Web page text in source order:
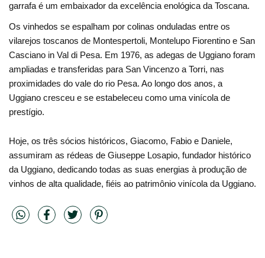
garrafa é um embaixador da excelência enológica da Toscana.
Os vinhedos se espalham por colinas onduladas entre os
vilarejos toscanos de Montespertoli, Montelupo Fiorentino e San
Casciano in Val di Pesa. Em 1976, as adegas de Uggiano foram
ampliadas e transferidas para San Vincenzo a Torri, nas
proximidades do vale do rio Pesa. Ao longo dos anos, a
Uggiano cresceu e se estabeleceu como uma vinícola de
prestígio.
Hoje, os três sócios históricos, Giacomo, Fabio e Daniele,
assumiram as rédeas de Giuseppe Losapio, fundador histórico
da Uggiano, dedicando todas as suas energias à produção de
vinhos de alta qualidade, fiéis ao patrimônio vinícola da Uggiano.